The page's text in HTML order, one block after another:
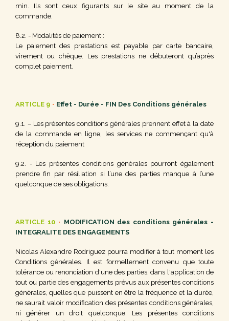
min. Ils sont ceux figurants sur le site au moment de la
commande.
8.2. - Modalités de paiement :
Le paiement des prestations est payable par carte bancaire,
virement ou chèque. Les prestations ne débuteront qu’après
complet paiement.
ARTICLE 9 • Effet - Durée - FIN Des Conditions générales
9.1. – Les présentes conditions générales prennent effet à la date
de la commande en ligne, les services ne commençant qu'à
réception du paiement
9.2. - Les présentes conditions générales pourront également
prendre fin par résiliation si l’une des parties manque à l’une
quelconque de ses obligations.
ARTICLE 10 • MODIFICATION des conditions générales -
INTEGRALITE DES ENGAGEMENTS
Nicolas Alexandre Rodriguez pourra modifier à tout moment les
Conditions générales. Il est formellement convenu que toute
tolérance ou renonciation d'une des parties, dans l'application de
tout ou partie des engagements prévus aux présentes conditions
générales, quelles que puissent en être la fréquence et la durée,
ne saurait valoir modification des présentes conditions générales,
ni générer un droit quelconque. Les présentes conditions